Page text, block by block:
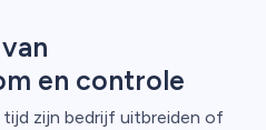
en controle
zijn bedrijf uitbreiden of